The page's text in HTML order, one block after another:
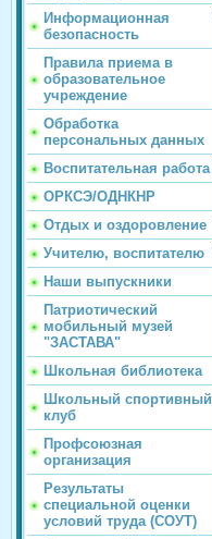
Информационная
безопасность
Правила приема в
образовательное
учреждение
Обработка
персональных данных
Воспитательная работа
ОРКСЭ/ОДНКНР
Отдых и оздоровление
Учителю, воспитателю
Наши выпускники
Патриотический
мобильный музей
"ЗАСТАВА"
Школьная библиотека
Школьный спортивный
клуб
Профсоюзная
организация
Результаты
специальной оценки
условий труда (СОУТ)